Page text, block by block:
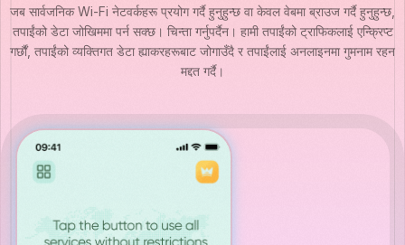
जब सार्वजनिक Wi-Fi नेटवर्कहरू प्रयोग गर्दै हुनुहुन्छ वा केवल वेबमा ब्राउज गर्दै हुनुहुन्छ,
तपाईंको डेटा जोखिममा पर्न सक्छ। चिन्ता गर्नुपर्दैन। हामी तपाईंको ट्राफिकलाई एन्क्रिप्ट
गर्छौं, तपाईंको व्यक्तिगत डेटा ह्याकरहरूबाट जोगाउँदै र तपाईंलाई अनलाइनमा गुमनाम रहन
मद्दत गर्दै।